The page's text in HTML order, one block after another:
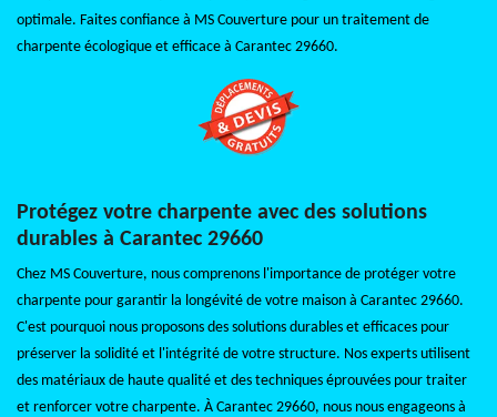
optimale. Faites confiance à MS Couverture pour un traitement de
charpente écologique et efficace à Carantec 29660.
Protégez votre charpente avec des solutions
durables à Carantec 29660
Chez MS Couverture, nous comprenons l'importance de protéger votre
charpente pour garantir la longévité de votre maison à Carantec 29660.
C'est pourquoi nous proposons des solutions durables et efficaces pour
préserver la solidité et l'intégrité de votre structure. Nos experts utilisent
des matériaux de haute qualité et des techniques éprouvées pour traiter
et renforcer votre charpente. À Carantec 29660, nous nous engageons à